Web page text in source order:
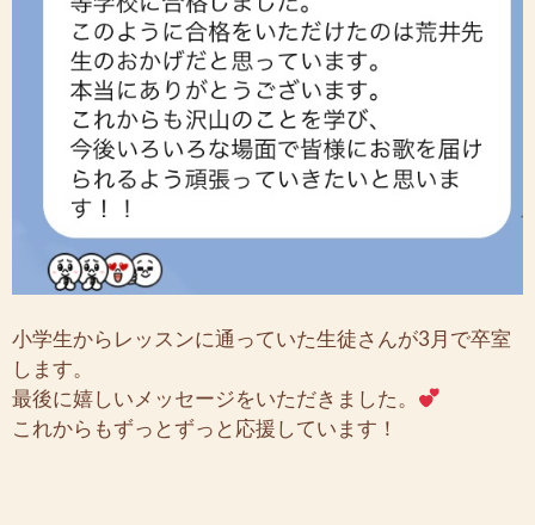
小学生からレッスンに通っていた生徒さんが3月で卒室
します。
最後に嬉しいメッセージをいただきました。
これからもずっとずっと応援しています！